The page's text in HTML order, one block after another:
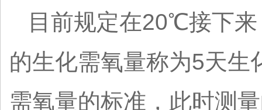
目前规定在20℃接下
的生化需氧量称为5天生
需氧量的标准，此时测